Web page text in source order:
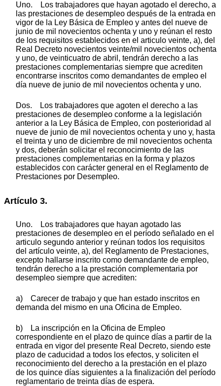
Uno. Los trabajadores que hayan agotado el derecho, a
las prestaciones de desempleo después de la entrada en
vigor de la Ley Básica de Empleo y antes del nueve de
junio de mil novecientos ochenta y uno y reúnan el resto
de los requisitos establecidos en el articulo veinte, a), del
Real Decreto novecientos veinte/mil novecientos ochenta
y uno, de veinticuatro de abril, tendrán derecho a las
prestaciones complementarias siempre que acrediten
encontrarse inscritos como demandantes de empleo el
día nueve de junio de mil novecientos ochenta y uno.
Dos. Los trabajadores que agoten el derecho a las
prestaciones de desempleo conforme a la legislación
anterior a la Ley Básica de Empleo, con posterioridad al
nueve de junio de mil novecientos ochenta y uno y, hasta
el treinta y uno de diciembre de mil novecientos ochenta
y dos, deberán solicitar el reconocimiento de las
prestaciones complementarias en la forma y plazos
establecidos con carácter general en el Reglamento de
Prestaciones por Desempleo.
Artículo 3.
Uno. Los trabajadores que hayan agotado las
prestaciones de desempleo en el período señalado en el
articulo segundo anterior y reúnan todos los requisitos
del artículo veinte, a), del Reglamento de Prestaciones,
excepto hallarse inscrito como demandante de empleo,
tendrán derecho a la prestación complementaria por
desempleo siempre que acrediten:
a) Carecer de trabajo y que han estado inscritos en
demanda del mismo en una Oficina de Empleo.
b) La inscripción en la Oficina de Empleo
correspondiente en el plazo de quince días a partir de la
entrada en vigor del presente Real Decreto, siendo este
plazo de caducidad a todos los efectos, y soliciten el
reconocimiento del derecho a la prestación en el plazo
de los quince días siguientes a la finalización del período
reglamentario de treinta días de espera.